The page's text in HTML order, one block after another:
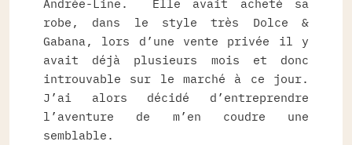
Andrée-Line. Elle avait acheté sa
robe, dans le style très Dolce &
Gabana, lors d’une vente privée il y
avait déjà plusieurs mois et donc
introuvable sur le marché à ce jour.
J’ai alors décidé d’entreprendre
l’aventure de m’en coudre une
semblable.